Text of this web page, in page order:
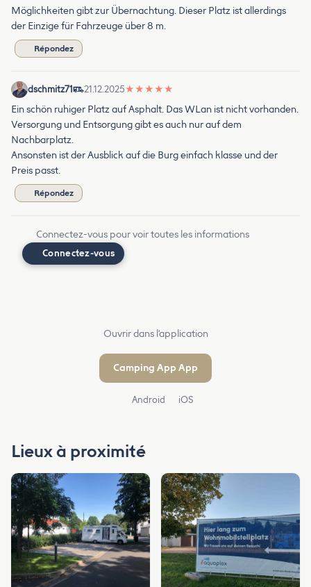
Möglichkeiten gibt zur Übernachtung. Dieser Platz ist allerdings
der Einzige für Fahrzeuge über 8 m.
Répondez
dschmitz71 21.12.2025★ ★ ★ ★ ★
Ein schön ruhiger Platz auf Asphalt. Das WLan ist nicht vorhanden.
Versorgung und Entsorgung gibt es auch nur auf dem
Nachbarplatz.
Ansonsten ist der Ausblick auf die Burg einfach klasse und der
Preis passt.
Répondez
Connectez-vous pour voir toutes les informations
Connectez-vous
Ouvrir dans l'application
Camping App App
Android iOS
Lieux à proximité